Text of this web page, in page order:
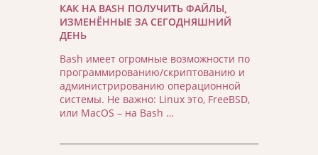
КАК НА BASH ПОЛУЧИТЬ ФАЙЛЫ,
ИЗМЕНЁННЫЕ ЗА СЕГОДНЯШНИЙ
ДЕНЬ
Bash имеет огромные возможности по
программированию/скриптованию и
администрированию операционной
системы. Не важно: Linux это, FreeBSD,
или MacOS – на Bash …